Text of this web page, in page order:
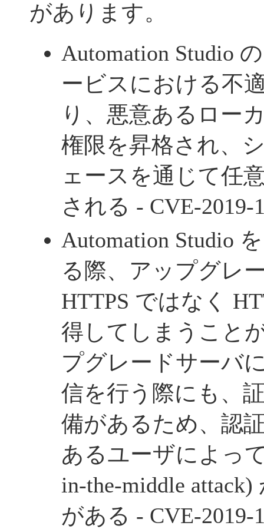
があります。
Automation Studio
ービスにおける不
り、悪意あるロー
権限を昇格され、
ェースを通じて任
される - CVE-2019-
Automation Studio
る際、アップグレ
HTTPS ではなく
得してしまうこと
プグレードサーバ
信を行う際にも、
備があるため、認
あるユーザによっ
in-the-middle
がある - CVE-2019-